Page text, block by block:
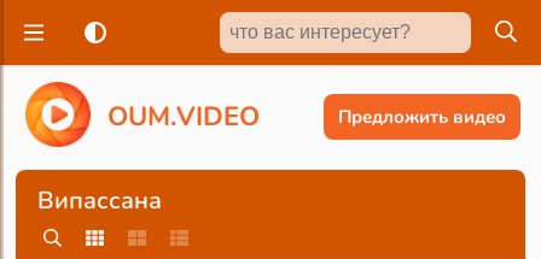
OUM.VIDEO Предложить видео
Випассана